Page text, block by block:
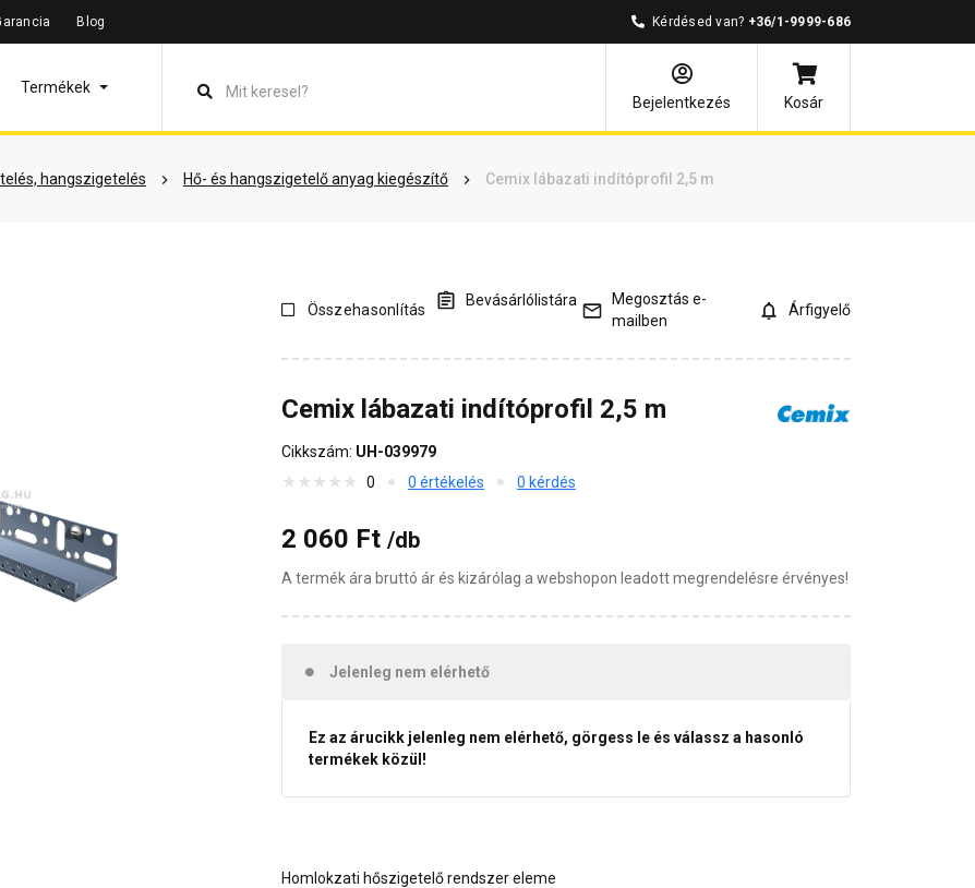
Blog Kérdésed van? +36/1-9999-686
Termékek
Bejelentkezés
Kosár
hangszigetelés Hő- és hangszigetelő anyag kiegészítő Cemix lábazati indítóprofil 2,5 m
Vásárlói vélemények Kérdések és válaszok Kapcsolódó cikkek
Összehasonlítás
Bevásárlólistára
Megosztás e-
mailben
Árfigyelő
Cemix lábazati indítóprofil 2,5 m
Cikkszám: UH-039979
0
0 értékelés 0 kérdés
2 060 Ft /db
A termék ára bruttó ár és kizárólag a webshopon leadott megrendelésre érvényes!
Jelenleg nem elérhető
Ez az árucikk jelenleg nem elérhető, görgess le és válassz a hasonló
termékek közül!
Homlokzati hőszigetelő rendszer eleme